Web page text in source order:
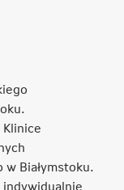
Białymstoku.